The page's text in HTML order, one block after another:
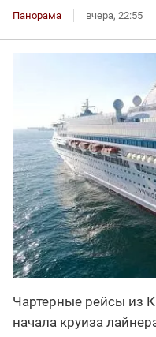
Панорама вчера, 22:55
Чартерные рейсы из
начала круиза